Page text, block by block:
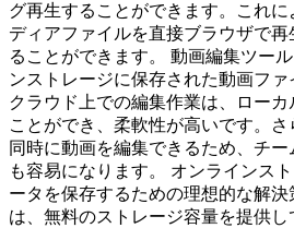
グ再生することができます。これ
ディアファイルを直接ブラウザで
ることができます。 動画編集ツー
ンストレージに保存された動画ファ
クラウド上での編集作業は、ロー
ことができ、柔軟性が高いです。
同時に動画を編集できるため、チ
も容易になります。 オンラインス
ータを保存するための理想的な解
は、無料のストレージ容量を提供